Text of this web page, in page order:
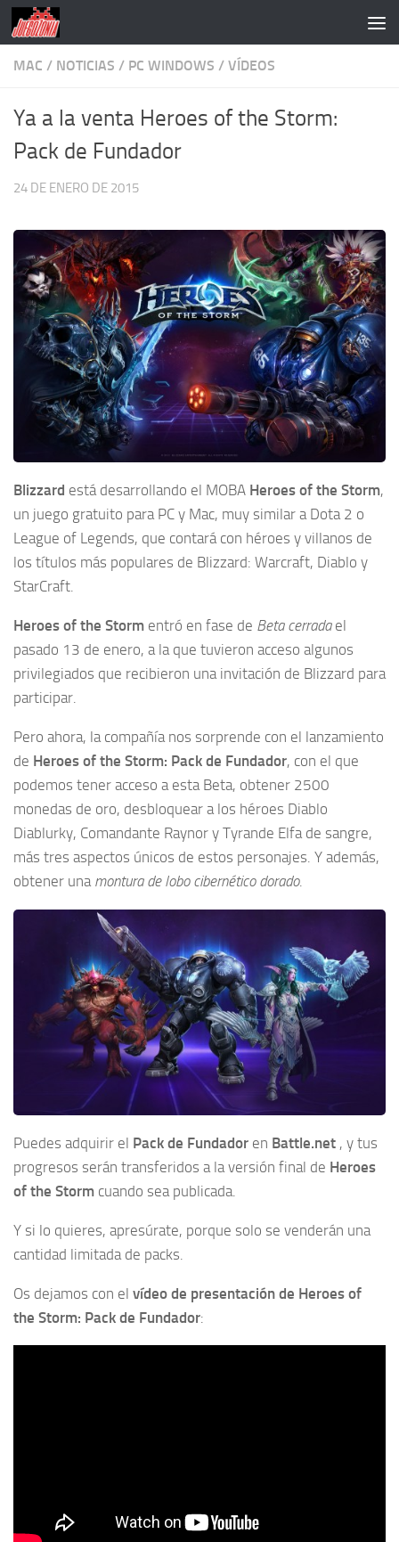
Saltar al contenido
MAC / NOTICIAS / PC WINDOWS / VÍDEOS
Ya a la venta Heroes of the Storm:
Pack de Fundador
24 DE ENERO DE 2015
Blizzard está desarrollando el MOBA Heroes of the Storm,
un juego gratuito para PC y Mac, muy similar a Dota 2 o
League of Legends, que contará con héroes y villanos de
los títulos más populares de Blizzard: Warcraft, Diablo y
StarCraft.
Heroes of the Storm entró en fase de Beta cerradael
pasado 13 de enero, a la que tuvieron acceso algunos
privilegiados que recibieron una invitación de Blizzard para
participar.
Pero ahora, la compañía nos sorprende con el lanzamiento
de Heroes of the Storm: Pack de Fundador, con el que
podemos tener acceso a esta Beta, obtener 2500
monedas de oro, desbloquear a los héroes Diablo
Diablurky, Comandante Raynor y Tyrande Elfa de sangre,
más tres aspectos únicos de estos personajes. Y además,
obtener una montura de lobo cibernético dorado.
Puedes adquirir el Pack de Fundador en Battle.net , y tus
progresos serán transferidos a la versión final de Heroes
of the Storm cuando sea publicada.
Y si lo quieres, apresúrate, porque solo se venderán una
cantidad limitada de packs.
Os dejamos con el vídeo de presentación de Heroes of
the Storm: Pack de Fundador: